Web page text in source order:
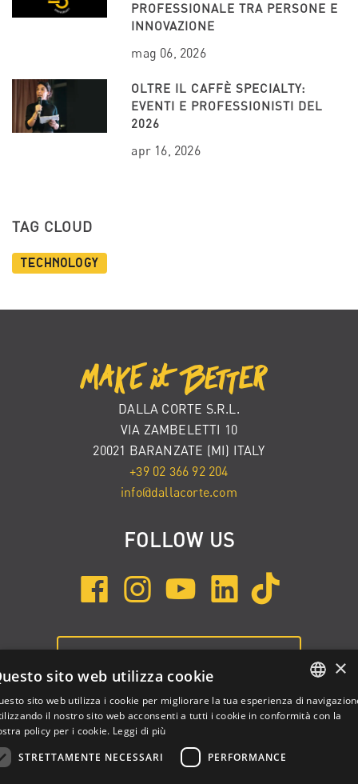
PROFESSIONALE TRA PERSONE E
INNOVAZIONE
mag 06, 2026
OLTRE IL CAFFÈ SPECIALTY:
EVENTI E PROFESSIONISTI DEL
2026
apr 16, 2026
TAG CLOUD
Technology
DALLA CORTE S.R.L.
VIA ZAMBELETTI 10
20021 BARANZATE (MI) ITALY
+39 02 366 92 204
info@dallacorte.com
FOLLOW US
ENGLISH
×
sito web utilizza cookie
sito web utilizza i cookie per migliorare la tua esperienza di
il nostro sito web acconsenti a tutti i cookie in conformità con la
policy per i cookie. Leggi di più
STRETTAMENTE NECESSARI
PERFORMANCE